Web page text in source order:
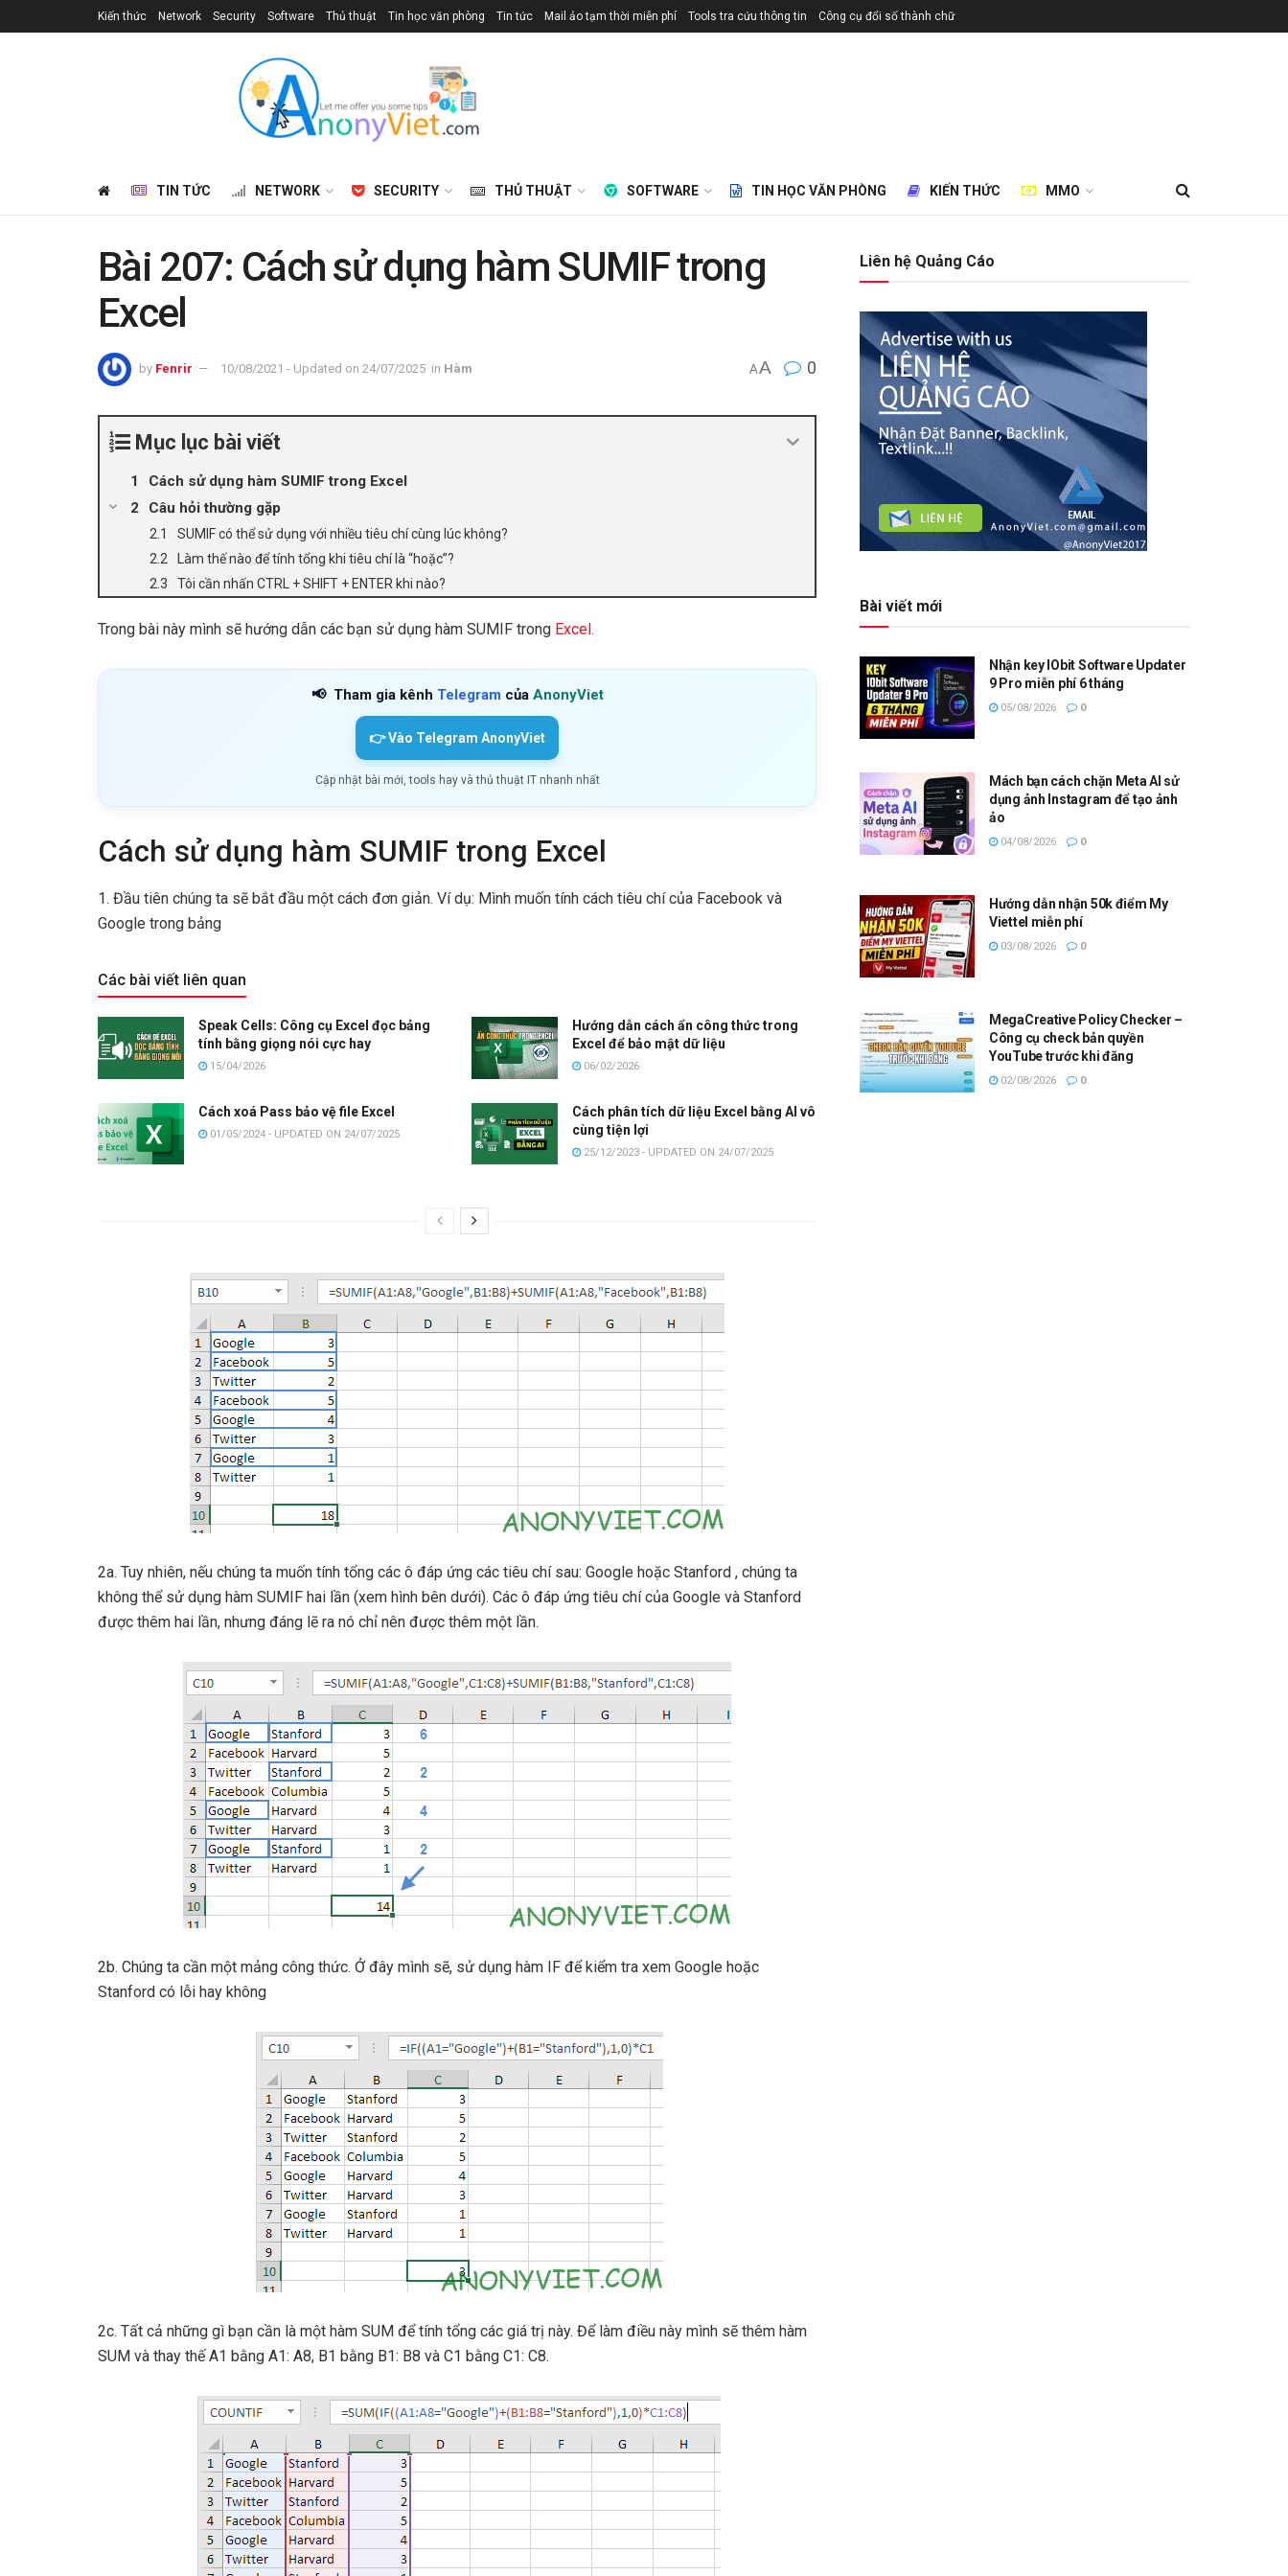
Kiến thức Network Security Software Thủ thuật Tin học văn phòng Tin tức Mail ảo tạm thời miễn phí Tools tra cứu thông tin Công cụ đổi số thành chữ
TIN TỨC NETWORK SECURITY THỦ THUẬT SOFTWARE TIN HỌC VĂN PHÒNG KIẾN THỨC MMO
Bài 207: Cách sử dụng hàm SUMIF trong
Excel
by Fenrir 10/08/2021 - Updated on 24/07/2025 in Hàm AA 0
Mục lục bài viết
Cách sử dụng hàm SUMIF trong Excel
Câu hỏi thường gặp
SUMIF có thể sử dụng với nhiều tiêu chí cùng lúc không?
Làm thế nào để tính tổng khi tiêu chí là “hoặc”?
Tôi cần nhấn CTRL + SHIFT + ENTER khi nào?
Trong bài này mình sẽ hướng dẫn các bạn sử dụng hàm SUMIF trong Excel.
📢 Tham gia kênh Telegram của AnonyViet
👉 Vào Telegram AnonyViet
Cập nhật bài mới, tools hay và thủ thuật IT nhanh nhất
Cách sử dụng hàm SUMIF trong Excel
1. Đầu tiên chúng ta sẽ bắt đầu một cách đơn giản. Ví dụ: Mình muốn tính cách tiêu chí của Facebook và
Google trong bảng
Các bài viết liên quan
Speak Cells: Công cụ Excel đọc bảng
tính bằng giọng nói cực hay
15/04/2026
Hướng dẫn cách ẩn công thức trong
Excel để bảo mật dữ liệu
06/02/2026
Cách xoá Pass bảo vệ file Excel
01/05/2024 - UPDATED ON 24/07/2025
Cách phân tích dữ liệu Excel bằng AI vô
cùng tiện lợi
25/12/2023 - UPDATED ON 24/07/2025
2a. Tuy nhiên, nếu chúng ta muốn tính tổng các ô đáp ứng các tiêu chí sau: Google hoặc Stanford , chúng ta
không thể sử dụng hàm SUMIF hai lần (xem hình bên dưới). Các ô đáp ứng tiêu chí của Google và Stanford
được thêm hai lần, nhưng đáng lẽ ra nó chỉ nên được thêm một lần.
2b. Chúng ta cần một mảng công thức. Ở đây mình sẽ, sử dụng hàm IF để kiểm tra xem Google hoặc
Stanford có lỗi hay không
2c. Tất cả những gì bạn cần là một hàm SUM để tính tổng các giá trị này. Để làm điều này mình sẽ thêm hàm
SUM và thay thế A1 bằng A1: A8, B1 bằng B1: B8 và C1 bằng C1: C8.
Liên hệ Quảng Cáo
Bài viết mới
Nhận key IObit Software Updater
9 Pro miễn phí 6 tháng
05/08/2026 0
Mách bạn cách chặn Meta AI sử
dụng ảnh Instagram để tạo ảnh
ảo
04/08/2026 0
Hướng dẫn nhận 50k điểm My
Viettel miễn phí
03/08/2026 0
MegaCreative Policy Checker –
Công cụ check bản quyền
YouTube trước khi đăng
02/08/2026 0